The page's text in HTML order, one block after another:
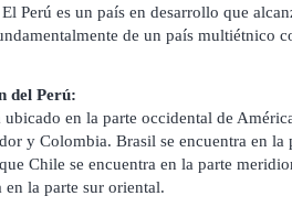
Perú es un país en desarrollo que
de un país multiétnico
del Perú:
ubicado en la parte occidental de
y Colombia. Brasil se encuentra en la
Chile se encuentra en la parte
en la parte sur oriental.